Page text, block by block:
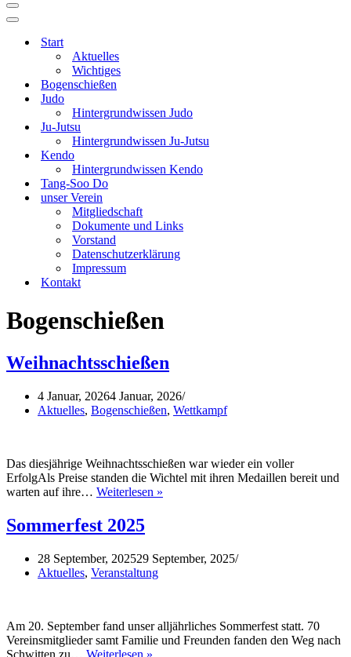
Navigationsmenü
Navigationsmenü
Start
Aktuelles
Wichtiges
Bogenschießen
Judo
Hintergrundwissen Judo
Ju-Jutsu
Hintergrundwissen Ju-Jutsu
Kendo
Hintergrundwissen Kendo
Tang-Soo Do
unser Verein
Mitgliedschaft
Dokumente und Links
Vorstand
Datenschutzerklärung
Impressum
Kontakt
Bogenschießen
Weihnachtsschießen
4 Januar, 20264 Januar, 2026
Aktuelles, Bogenschießen, Wettkampf
Das diesjährige Weihnachtsschießen war wieder ein voller
ErfolgAls Preise standen die Wichtel mit ihren Medaillen bereit und
warten auf ihre… Weiterlesen »
Sommerfest 2025
28 September, 202529 September, 2025
Aktuelles, Veranstaltung
Am 20. September fand unser alljährliches Sommerfest statt. 70
Vereinsmitglieder samt Familie und Freunden fanden den Weg nach
Schwitten zu… Weiterlesen »